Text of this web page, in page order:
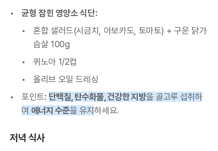
균형 잡힌 영양소 식단:
혼합 샐러드(시금치, 아보카도, 토마토) + 구운 닭가
슴살 100g
퀴노아 1/2컵
올리브 오일 드레싱
포인트: 단백질, 탄수화물, 건강한 지방을 골고루 섭취하
여 에너지 수준을 유지하세요.
저녁 식사